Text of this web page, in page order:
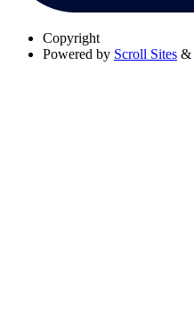
Copyright
Powered by Scroll Sites &